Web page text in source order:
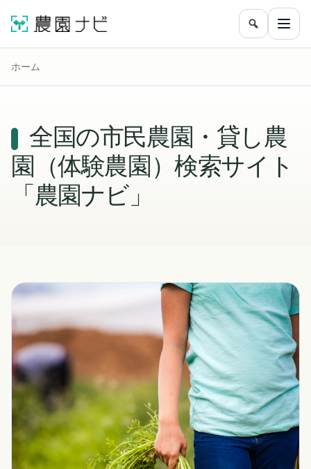
農園をフ
メニ
ホーム
全国の市民農園・貸し農
園（体験農園）検索サイト
「農園ナビ」